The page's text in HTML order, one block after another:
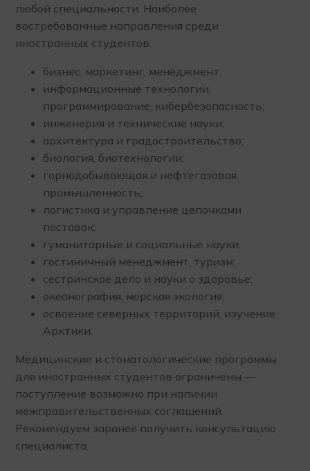
любой специальности. Наиболее
востребованные направления среди
иностранных студентов:
бизнес, маркетинг, менеджмент;
информационные технологии,
программирование, кибербезопасность;
инженерия и технические науки;
архитектура и градостроительство;
биология, биотехнологии;
горнодобывающая и нефтегазовая
промышленность;
логистика и управление цепочками
поставок;
гуманитарные и социальные науки;
гостиничный менеджмент, туризм;
сестринское дело и науки о здоровье;
океанография, морская экология;
освоение северных территорий, изучение
Арктики.
Медицинские и стоматологические программы
для иностранных студентов ограничены —
поступление возможно при наличии
межправительственных соглашений.
Рекомендуем заранее получить консультацию
специалиста.